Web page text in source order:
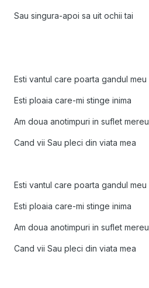
Sau singura-apoi sa uit ochii tai
Esti vantul care poarta gandul meu
Esti ploaia care-mi stinge inima
Am doua anotimpuri in suflet mereu
Cand vii Sau pleci din viata mea
Esti vantul care poarta gandul meu
Esti ploaia care-mi stinge inima
Am doua anotimpuri in suflet mereu
Cand vii Sau pleci din viata mea